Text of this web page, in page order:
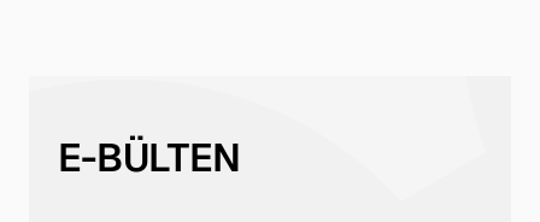
E-BÜLTEN